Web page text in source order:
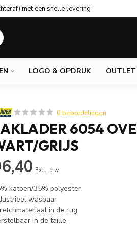
met een snelle levering
LOGO & OPDRUK OUTLET
0 beoordelingen
6054
GRIJS
Excl. btw
katoen/35% polyester
wasbaar
in de rug
in de taille